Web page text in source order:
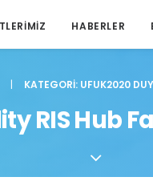
HABERLER
| KATEGORI: UFUK2020
RIS Hub